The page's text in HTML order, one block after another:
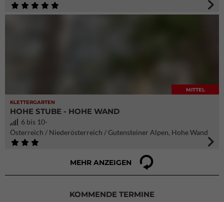
KLETTERGARTEN
MITTEL
HOHE STUBE - HOHE WAND
6 bis 10-
Österreich / Niederösterreich / Gutensteiner Alpen, Hohe Wand
MEHR ANZEIGEN
KOMMENDE TERMINE